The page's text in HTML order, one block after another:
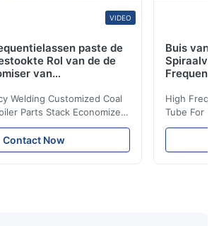
VIDEO
paste de
Rol van de de
van
Welding Customized Coal
Parts Stack Economizer
Boiler Economizer is
device that helps to
of operation by saving the
Contact Now
Buis van
High
Tube For
reduce the